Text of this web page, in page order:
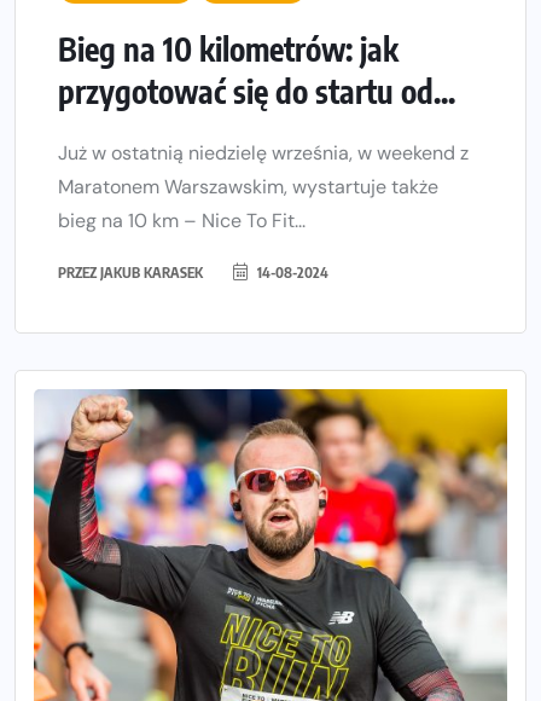
Bieg na 10 kilometrów: jak
przygotować się do startu od...
Już w ostatnią niedzielę września, w weekend z
Maratonem Warszawskim, wystartuje także
bieg na 10 km – Nice To Fit...
PRZEZ JAKUB KARASEK 14-08-2024